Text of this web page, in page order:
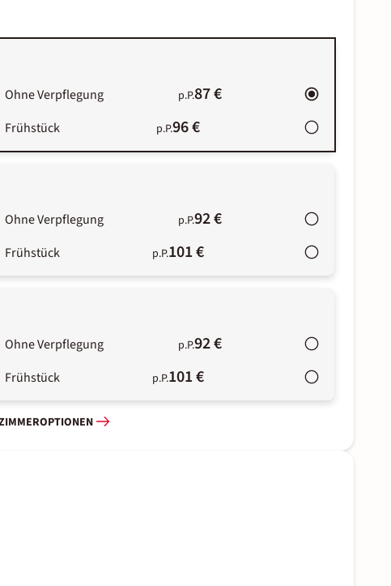
Ohne Verpflegung p.P.87 €
Frühstück p.P.96 €
Ohne Verpflegung p.P.92 €
Frühstück p.P.101 €
Ohne Verpflegung p.P.92 €
Frühstück p.P.101 €